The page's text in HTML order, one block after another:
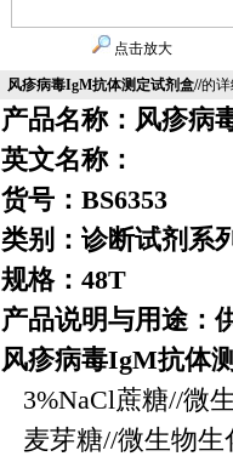
点击放大
风疹病毒IgM抗体测定试剂盒//的详
产品名称：风疹病
英文名称：
货号：BS6353
类别：诊断试剂系
规格：48T
产品说明与用途：
风疹病毒IgM抗体
3%NaCl蔗糖//微
麦芽糖//微生物